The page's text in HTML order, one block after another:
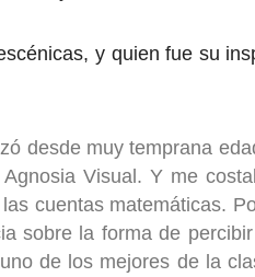
y quien fue su
desde muy temprana
Visual. Y me
cuentas matemáticas.
sobre la forma de
de los mejores de la